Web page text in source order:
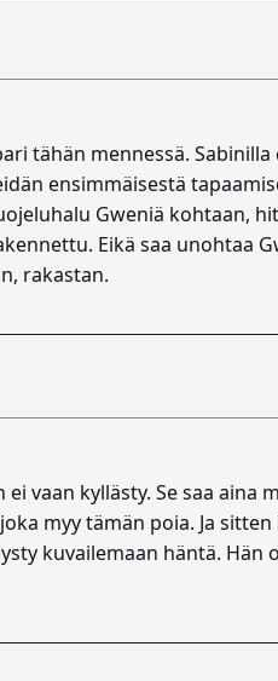
tähän mennessä. Sabinilla
ensimmäisestä
Gweniä kohtaan,
Eikä saa unohtaa
rakastan.
vaan kyllästy. Se saa aina
myy tämän poia. Ja
kuvailemaan häntä. Hän